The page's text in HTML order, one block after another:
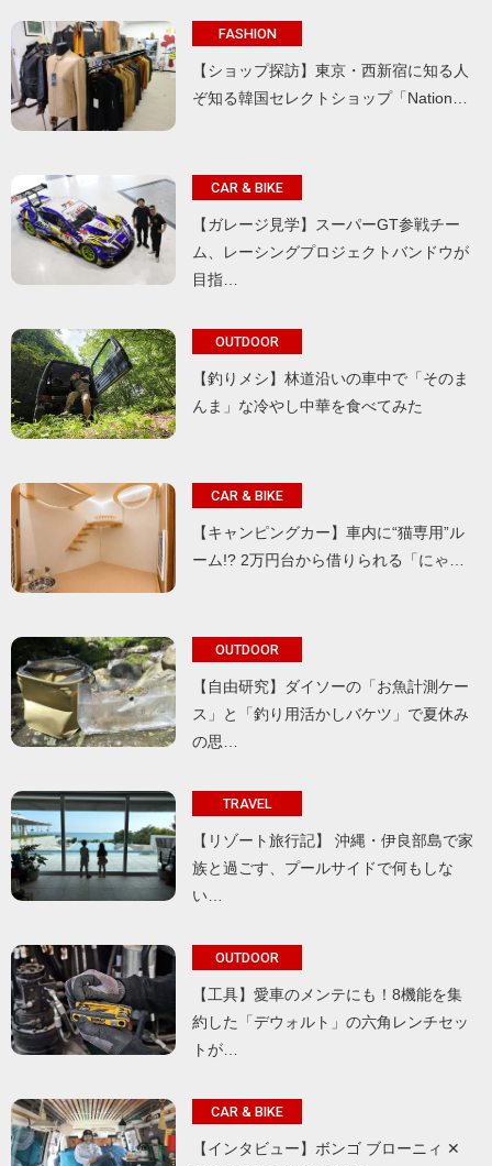
FASHION
【ショップ探訪】東京・西新宿に知る人
ぞ知る韓国セレクトショップ「Nation…
CAR & BIKE
【ガレージ見学】スーパーGT参戦チー
ム、レーシングプロジェクトバンドウが
目指…
OUTDOOR
【釣りメシ】林道沿いの車中で「そのま
んま」な冷やし中華を食べてみた
CAR & BIKE
【キャンピングカー】車内に“猫専用”ル
ーム!? 2万円台から借りられる「にゃ…
OUTDOOR
【自由研究】ダイソーの「お魚計測ケー
ス」と「釣り用活かしバケツ」で夏休み
の思…
TRAVEL
【リゾート旅行記】 沖縄・伊良部島で家
族と過ごす、プールサイドで何もしな
い…
OUTDOOR
【工具】愛車のメンテにも！8機能を集
約した「デウォルト」の六角レンチセッ
トが…
CAR & BIKE
【インタビュー】ボンゴ ブローニィ ✕